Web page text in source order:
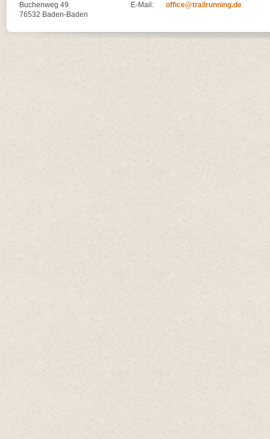
Buchenweg 49
76532 Baden-Baden
E-Mail:
office@trailrunning.de